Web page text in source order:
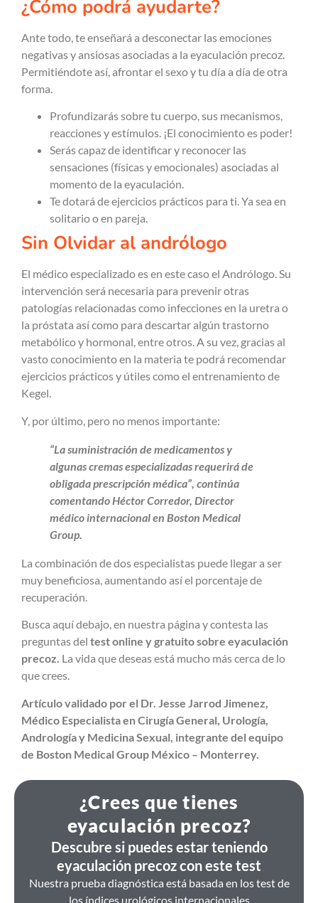
¿Cómo podrá ayudarte?
Ante todo, te enseñará a desconectar las emociones
negativas y ansiosas asociadas a la eyaculación precoz.
Permitiéndote así, afrontar el sexo y tu día a día de otra
forma.
Profundizarás sobre tu cuerpo, sus mecanismos,
reacciones y estímulos. ¡El conocimiento es poder!
Serás capaz de identificar y reconocer las
sensaciones (físicas y emocionales) asociadas al
momento de la eyaculación.
Te dotará de ejercicios prácticos para ti. Ya sea en
solitario o en pareja.
Sin Olvidar al andrólogo
El médico especializado es en este caso el Andrólogo. Su
intervención será necesaria para prevenir otras
patologías relacionadas como infecciones en la uretra o
la próstata así como para descartar algún trastorno
metabólico y hormonal, entre otros. A su vez, gracias al
vasto conocimiento en la materia te podrá recomendar
ejercicios prácticos y útiles como el entrenamiento de
Kegel.
Y, por último, pero no menos importante:
“La suministración de medicamentos y
algunas cremas especializadas requerirá de
obligada prescripción médica”, continúa
comentando Héctor Corredor, Director
médico internacional en Boston Medical
Group.
La combinación de dos especialistas puede llegar a ser
muy beneficiosa, aumentando así el porcentaje de
recuperación.
Busca aquí debajo, en nuestra página y contesta las
preguntas del test online y gratuito sobre eyaculación
precoz. La vida que deseas está mucho más cerca de lo
que crees.
Artículo validado por el Dr. Jesse Jarrod Jimenez,
Médico Especialista en Cirugía General, Urología,
Andrología y Medicina Sexual, integrante del equipo
de Boston Medical Group México – Monterrey.
¿Crees que tienes
eyaculación precoz?
Descubre si puedes estar teniendo
eyaculación precoz con este test
Nuestra prueba diagnóstica está basada en los test de
los índices urológicos internacionales